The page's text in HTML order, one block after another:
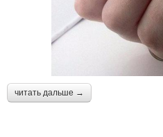
читать дальше →